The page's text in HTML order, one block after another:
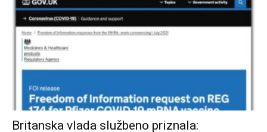
Britanska vlada službeno priznala: